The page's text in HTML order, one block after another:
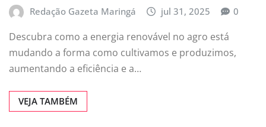
Redação Gazeta Maringá jul 31, 2025 0
Descubra como a energia renovável no agro está
mudando a forma como cultivamos e produzimos,
aumentando a eficiência e a…
VEJA TAMBÉM